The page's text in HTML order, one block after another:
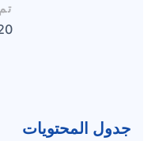
جدول المحتويات